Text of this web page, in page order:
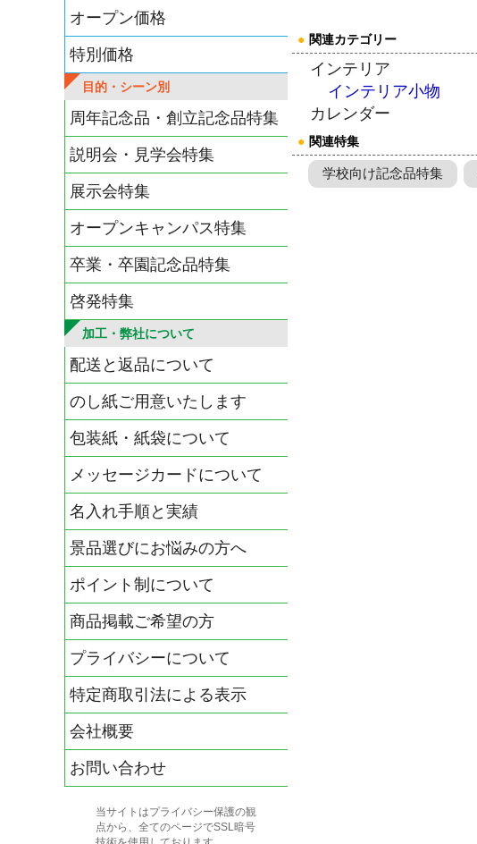
オープン価格
特別価格
目的・シーン別
周年記念品・創立記念品特集
説明会・見学会特集
展示会特集
オープンキャンパス特集
卒業・卒園記念品特集
啓発特集
加工・弊社について
配送と返品について
のし紙ご用意いたします
包装紙・紙袋について
メッセージカードについて
名入れ手順と実績
景品選びにお悩みの方へ
ポイント制について
商品掲載ご希望の方
プライバシーについて
特定商取引法による表示
会社概要
お問い合わせ
当サイトはプライバシー保護の観
点から、全てのページでSSL暗号
● 関連カテゴリー
インテリア
インテリア小物
カレンダー
● 関連特集
学校向け記念品特集